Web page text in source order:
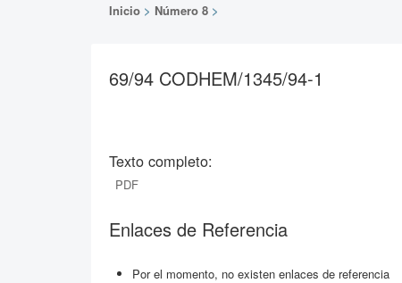
Inicio > Número 8 >
69/94 CODHEM/1345/94-1
Texto completo:
PDF
Enlaces de Referencia
Por el momento, no existen enlaces de referencia